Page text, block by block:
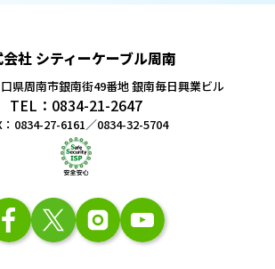
社 シティーケーブル周南
県周南市銀南街49番地銀南毎日興業ビル
TEL：0834-21-2647
：0834-27-6161／0834-32-5704